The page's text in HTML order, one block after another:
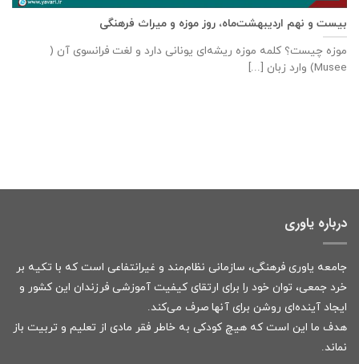
بیست و نهم اردیبهشت‌ماه، روز موزه و میراث فرهنگی
موزه چیست؟ کلمه موزه ریشه‌ای یونانی دارد و لغت فرانسوی آن (
Musee) وارد زبان [...]
درباره یاوری
جامعه یاوری فرهنگی، سازمانی نظام‌مند و غیرانتفاعی است که با تکیه بر
خرد جمعی، توان خود را برای ارتقای کیفیت آموزشی فرزندان این کشور و
ایجاد آینده‌ای روشن برای آنها صرف می‌کند.
هدف ما این است که هیچ کودکی به خاطر فقر مادی از تعلیم و تربیت باز
نماند.